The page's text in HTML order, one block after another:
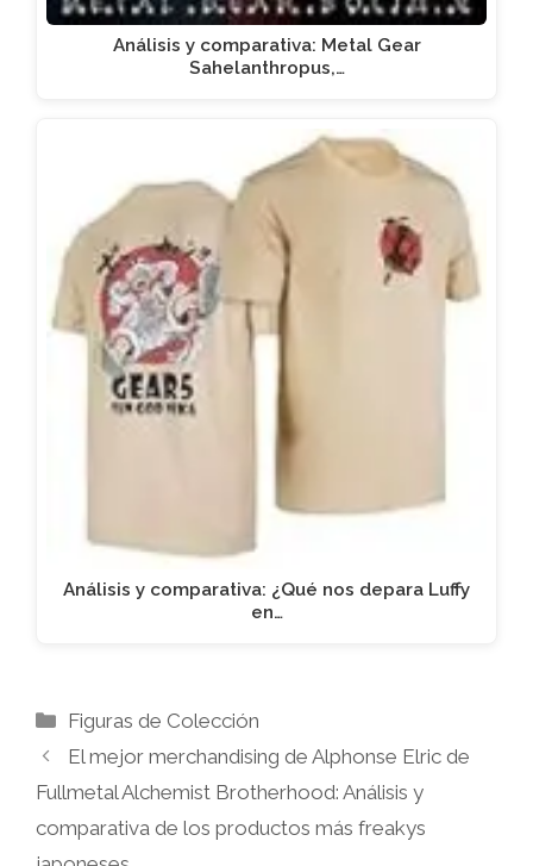
Análisis y comparativa: Metal Gear
Sahelanthropus,…
Análisis y comparativa: ¿Qué nos depara Luffy
en…
Categorías
Figuras de Colección
El mejor merchandising de Alphonse Elric de
Fullmetal Alchemist Brotherhood: Análisis y
comparativa de los productos más freakys